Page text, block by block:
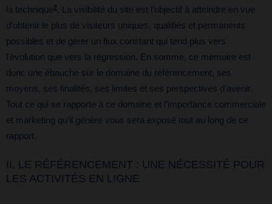
la technique2 . La visibilité du site est l’objectif à atteindre en vue
d’obtenir le plus de visiteurs uniques, qualifiés et permanents
possibles et de gérer un flux constant qui tend plus vers
l’évolution que vers la régression. En somme, ce mémoire est
donc une ébauche sur le domaine du référencement, ses
moyens, ses finalités, ses limites et ses perspectives d’avenir.
Tout ce qui se rapporte à ce domaine et l’importance commerciale
et marketing qu’il génère vous sera exposé tout au long de ce
rapport.
II. LE RÉFÉRENCEMENT : UNE NÉCESSITÉ POUR
LES ACTIVITÉS EN LIGNE